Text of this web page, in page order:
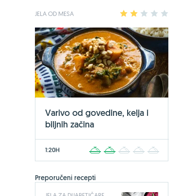
JELA OD MESA 2 3 4
Varivo od govedine, kelja i
biljnih začina
1:20H 2 3 4
Preporučeni recepti